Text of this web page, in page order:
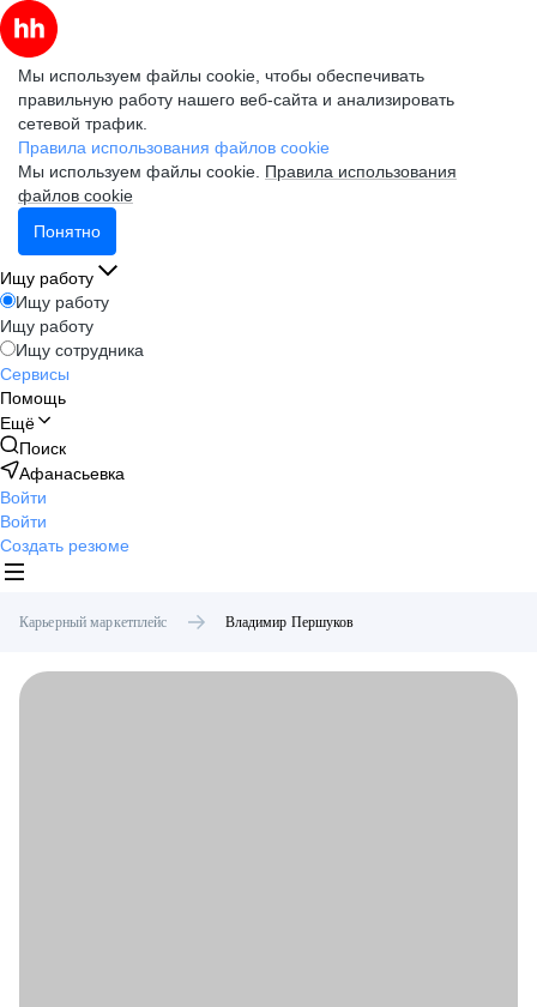
Мы используем файлы cookie, чтобы обеспечивать
правильную работу нашего веб-сайта и анализировать
сетевой трафик.
Правила использования файлов cookie
Мы используем файлы cookie. Правила использования
файлов cookie
Понятно
Ищу работу
Ищу работу
Ищу работу
Ищу сотрудника
Сервисы
Помощь
Ещё
Поиск
Афанасьевка
Войти
Войти
Создать резюме
Карьерный маркетплейс Владимир Першуков